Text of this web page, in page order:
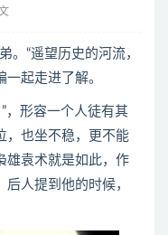
“遥望历史的河流，
起走进了解。
形容一个人徒有其
，也坐不稳，更不能
雄袁术就是如此，作
人提到他的时候，